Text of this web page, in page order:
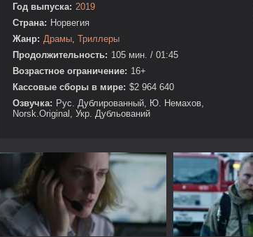
Год выпуска: 2019
Страна: Норвегия
Жанр: Драмы Триллеры
Продолжительность: 105 мин. / 01:45
Возрастное ограничение: 16+
Кассовые сборы в мире: $2 964 640
Озвучка: Рус. Дублированный, Ю. Немахов,
Norsk.Original, Укр. Дубльований